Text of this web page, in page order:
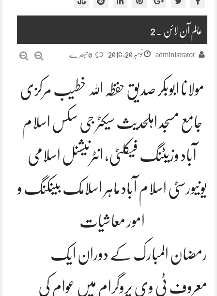
عالم آن لائن ۔ 2
administrator نومبر 20, 2016
مولانا ابوبکر صدیق حفظہ اللہ خطیب مرکزی
جامع مسجد اہلحدیث سیکٹر جی سکس اسلام
آباد وزیٹنگ فیکلٹی، انٹرنیشنل اسلامی
یونیورسٹی اسلام آباد ماہر اسلامک بینکنگ و
امور معاشیات
رمضان المبارک کے دوران ایک
معروف ٹی وی پروگرام میں عوام کی